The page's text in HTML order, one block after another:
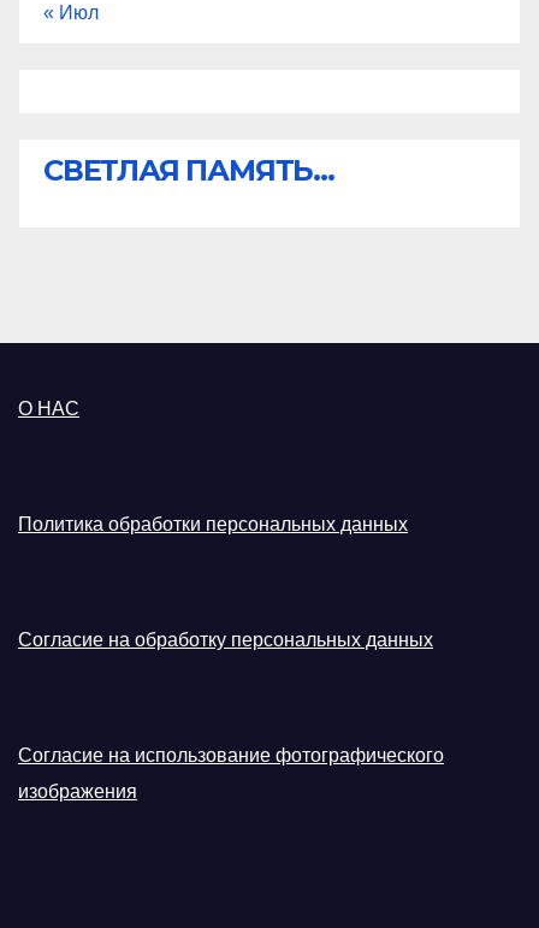
« Июл
СВЕТЛАЯ ПАМЯТЬ...
О НАС
Политика обработки персональных данных
Согласие на обработку персональных данных
Согласие на использование фотографического
изображения